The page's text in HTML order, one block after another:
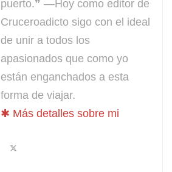
puerto.❞ —Hoy como editor de
Cruceroadicto sigo con el ideal
de unir a todos los
apasionados que como yo
están enganchados a esta
forma de viajar.
✱ Más detalles sobre mi